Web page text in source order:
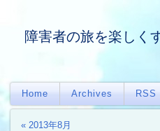
障害者の旅を楽しく
Home Archives RSS
« 2013年8月